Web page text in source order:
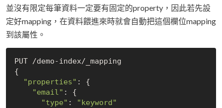
並沒有限定每筆資料一定要有固定的property，因此若先設
定好mapping，在資料餵進來時就會自動把這個欄位mapping
到該屬性。
PUT /demo-index/
{
"properties" : {
"email" : {
"type" :
"keyword"